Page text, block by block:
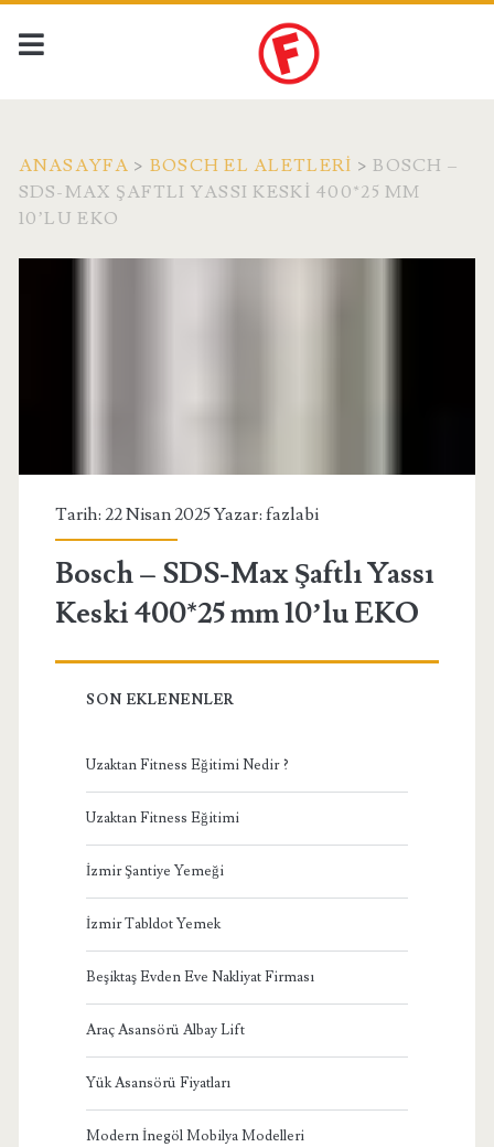
ANASAYFA > BOSCH EL ALETLERI >BOSCH –
SDS-MAX ŞAFTLI YASSI KESKI 400*25 MM
10’LU EKO
Tarih: 22 Nisan 2025 Yazar: fazlabi
Bosch – SDS-Max Şaftlı Yassı
Keski 400*25 mm 10’lu EKO
SON EKLENENLER
Uzaktan Fitness Eğitimi Nedir ?
Uzaktan Fitness Eğitimi
İzmir Şantiye Yemeği
İzmir Tabldot Yemek
Beşiktaş Evden Eve Nakliyat Firması
Araç Asansörü Albay Lift
Yük Asansörü Fiyatları
Modern İnegöl Mobilya Modelleri